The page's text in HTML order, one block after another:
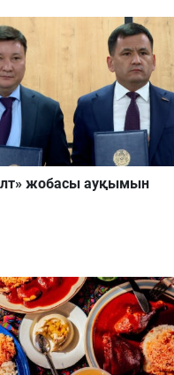
жобасы ауқымын